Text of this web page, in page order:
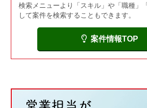
検索メニューより「スキル」や「職種」
して案件を検索することもできます。
案件情報TOP